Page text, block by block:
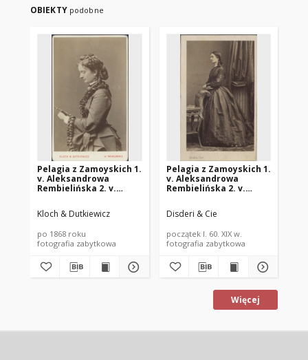
OBIEKTY podobne
Pelagia z Zamoyskich 1.
v. Aleksandrowa
Rembielińska 2. v.
(1830-1894)
Kloch & Dutkiewicz
po 1868 roku
fotografia zabytkowa
Pelagia z Zamoyskich 1.
v. Aleksandrowa
Rembielińska 2. v.
(1830-1894)
Disderi & Cie
początek l. 60. XIX w.
fotografia zabytkowa
Więcej